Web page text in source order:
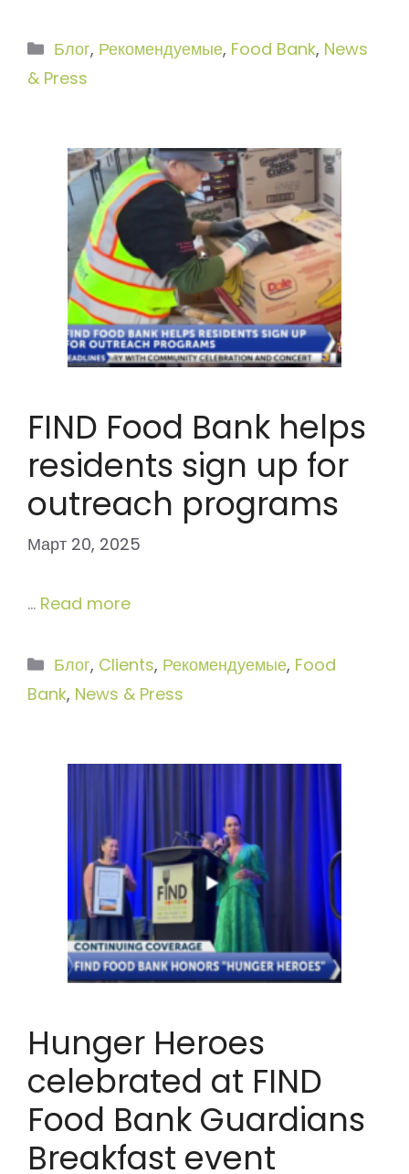
Рубрики
Блог, Рекомендуемые, Food Bank, News
& Press
FIND Food Bank helps
residents sign up for
outreach programs
Март 20, 2025
… Read more
Рубрики
Блог, Clients, Рекомендуемые, Food
Bank, News & Press
Hunger Heroes
celebrated at FIND
Food Bank Guardians
Breakfast event